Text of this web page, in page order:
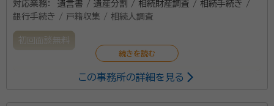
対応業務：
遺言書 / 遺産分割 / 相続財産調査 / 相続手続き /
銀行手続き / 戸籍収集 / 相続人調査
初回面談無料
相続対策を専門にしています。私の信条は成功するため
この事務所の詳細を見る